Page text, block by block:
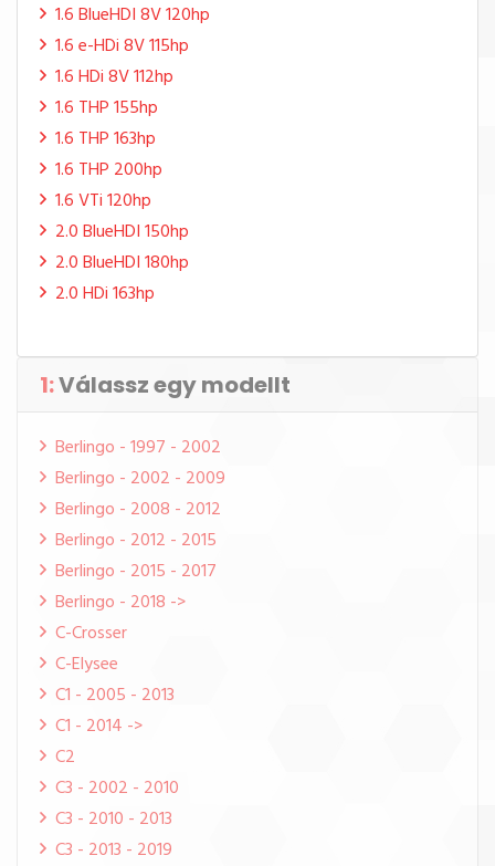
1:Válassz egy modellt
Berlingo - 1997 - 2002
Berlingo - 2002 - 2009
Berlingo - 2008 - 2012
Berlingo - 2012 - 2015
Berlingo - 2015 - 2017
Berlingo - 2018 ->
C-Crosser
C-Elysee
C1 - 2005 - 2013
C1 - 2014 ->
C2
C3 - 2002 - 2010
C3 - 2010 - 2013
C3 - 2013 - 2019
1.6 BlueHDI 8V 120hp
1.6 e-HDi 8V 115hp
1.6 HDi 8V 112hp
1.6 THP 155hp
1.6 THP 163hp
1.6 THP 200hp
1.6 VTi 120hp
2.0 BlueHDI 150hp
2.0 BlueHDI 180hp
2.0 HDi 163hp